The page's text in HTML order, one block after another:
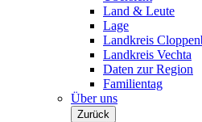
Land & Leute
Lage
Landkreis
Landkreis Vechta
Daten zur Region
Familientag
Über uns
Zurück